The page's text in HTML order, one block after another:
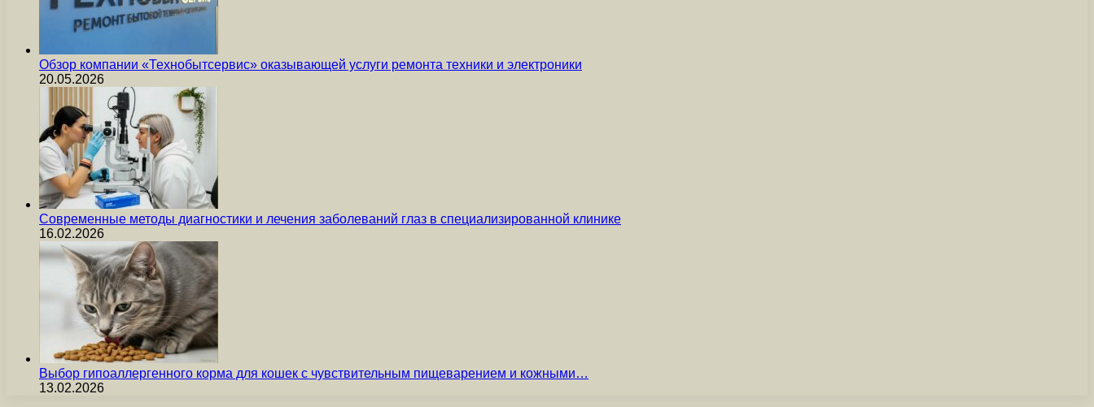
Обзор компании «Технобытсервис» оказывающей услуги ремонта техники и электроники
20.05.2026
Современные методы диагностики и лечения заболеваний глаз в специализированной клинике
16.02.2026
Выбор гипоаллергенного корма для кошек с чувствительным пищеварением и кожными…
13.02.2026